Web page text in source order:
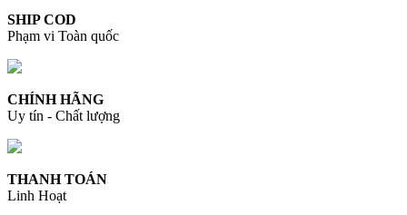
SHIP COD
Phạm vi Toàn quốc
CHÍNH HÃNG
Uy tín - Chất lượng
THANH TOÁN
Linh Hoạt